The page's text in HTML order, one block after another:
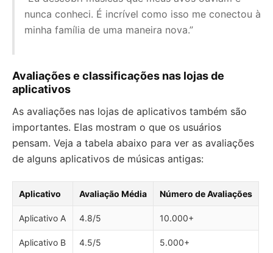
nunca conheci. É incrível como isso me conectou à
minha família de uma maneira nova.”
Avaliações e classificações nas lojas de
aplicativos
As avaliações nas lojas de aplicativos também são
importantes. Elas mostram o que os usuários
pensam. Veja a tabela abaixo para ver as avaliações
de alguns aplicativos de músicas antigas:
Aplicativo Avaliação Média Número de Avaliações
Aplicativo A 4.8/5 10.000+
Aplicativo B 4.5/5 5.000+